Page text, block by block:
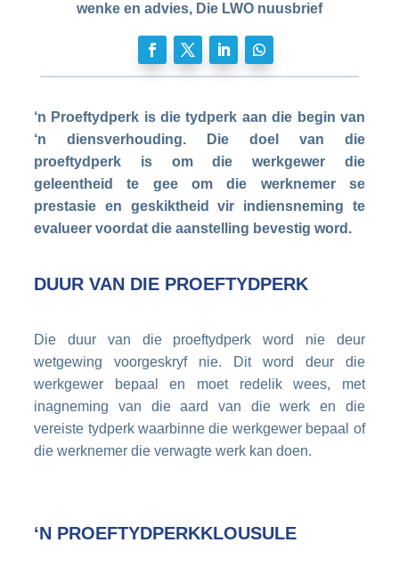
wenke en advies, Die LWO nuusbrief
‘n Proeftydperk is die tydperk aan die begin van
‘n diensverhouding. Die doel van die
proeftydperk is om die werkgewer die
geleentheid te gee om die werknemer se
prestasie en geskiktheid vir indiensneming te
evalueer voordat die aanstelling bevestig word.
DUUR VAN DIE PROEFTYDPERK
Die duur van die proeftydperk word nie deur
wetgewing voorgeskryf nie. Dit word deur die
werkgewer bepaal en moet redelik wees, met
inagneming van die aard van die werk en die
vereiste tydperk waarbinne die werkgewer bepaal of
die werknemer die verwagte werk kan doen.
‘N PROEFTYDPERKKLOUSULE